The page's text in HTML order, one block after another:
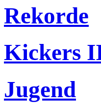
Rekorde
Kickers
Jugend